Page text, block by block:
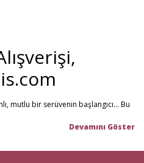
mutlu bir serüvenin başlangıcı... Bu
beri hizmet veren ve müşteri